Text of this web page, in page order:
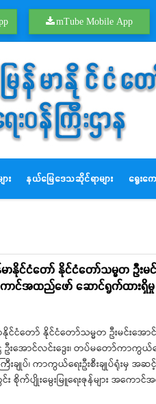
mTube Mobile App
း နယ်မြေဒေသဆိုင်ရာများ ရွေးက
မာနိုင်ငံတော် နိုင်ငံတော်သမ္မတ ဦ
ကောင်အထည်ဖော် ဆောင်ရွက်ထားရှိ
နိုင်ငံတော် နိုင်ငံတော်သမ္မတ ဦးမင်း
အောင်လင်းဒွေး၊ တပ်မတော်ကာကွယ်ရေး
ချုပ်၊ ကာကွယ်ရေးဦးစီးချုပ်ရုံးမှ အ
စိုက်ပျိုးမွေးမြူရေးဇုန်များ အကေ